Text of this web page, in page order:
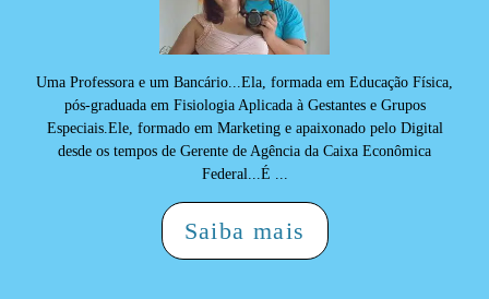
Uma Professora e um Bancário...Ela, formada em Educação Física,
pós-graduada em Fisiologia Aplicada à Gestantes e Grupos
Especiais.Ele, formado em Marketing e apaixonado pelo Digital
desde os tempos de Gerente de Agência da Caixa Econômica
Federal...É ...
Saiba mais